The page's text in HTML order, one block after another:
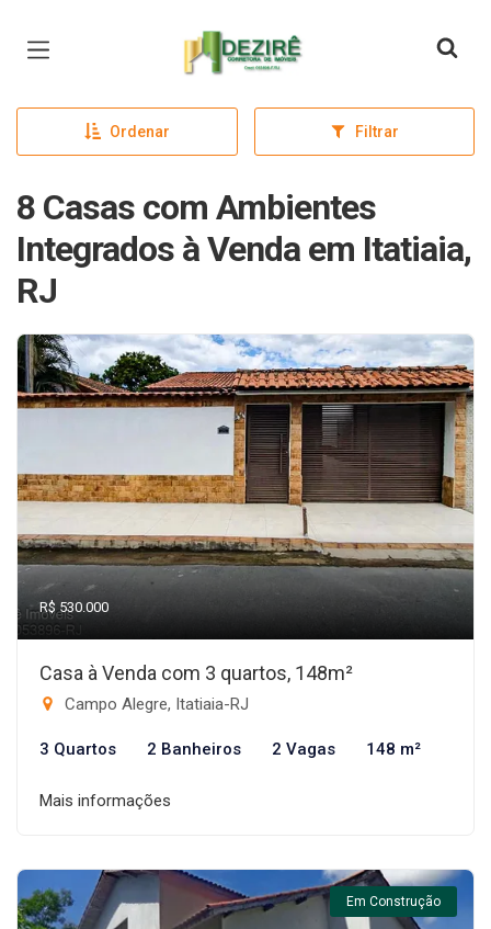
Página inicial
Ordenar Filtrar
8 Casas com Ambientes
Integrados à Venda em Itatiaia,
RJ
R$ 530.000
Casa à Venda com 3 quartos, 148m²
Campo Alegre, Itatiaia-RJ
3 Quartos 2 Banheiros 2 Vagas 148 m²
Mais informações
Em Construção